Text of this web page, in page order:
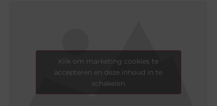
Klik om marketing cookies te
accepteren en deze inhoud in te
schakelen